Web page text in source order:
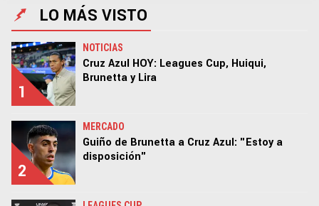
LO MÁS VISTO
1
NOTICIAS
Cruz Azul HOY: Leagues Cup, Huiqui,
Brunetta y Lira
2
MERCADO
Guiño de Brunetta a Cruz Azul: "Estoy a
disposición"